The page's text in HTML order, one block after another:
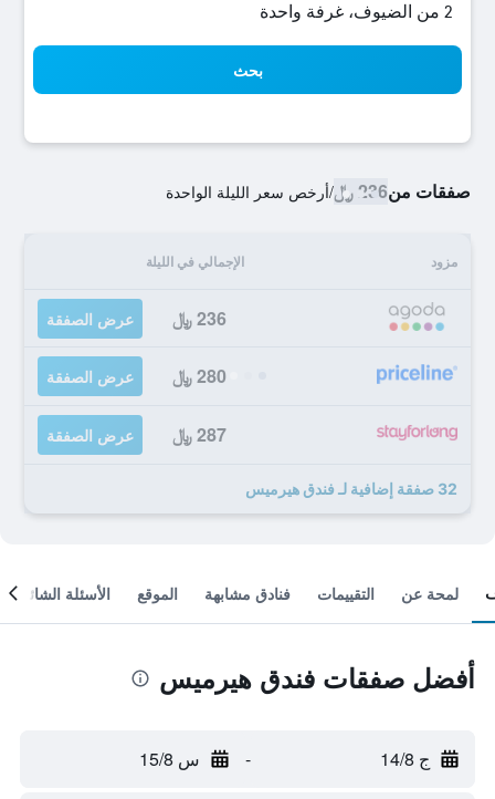
2 من الضيوف، غرفة واحدة
بحث
صفقات من236 ﷼ /أرخص سعر الليلة الواحدة
مزود الإجمالي في الليلة
236 ﷼ عرض الصفقة
280 ﷼ عرض الصفقة
287 ﷼ عرض الصفقة
32 صفقة إضافية لـ فندق هيرميس
لمحة عن التقييمات فنادق مشابهة الموقع الأسئلة الشائعة
أفضل صفقات فندق هيرميس
ج 14/8 - س 15/8